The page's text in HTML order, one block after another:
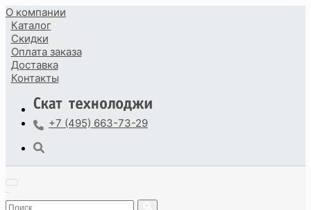
О компании
Каталог
Скидки
Оплата заказа
Доставка
Контакты
+7 (495) 663-73-29